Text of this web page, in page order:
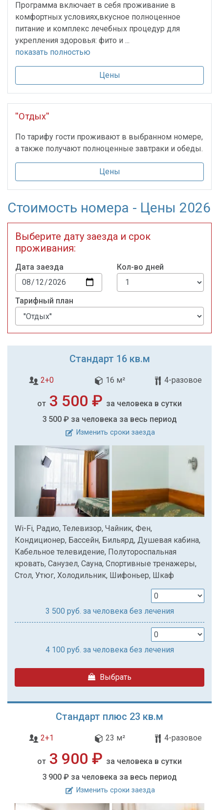
Программа включает в себя проживание в
комфортных условиях,вкусное полноценное
питание и комплекс лечебных процедур для
укрепления здоровья: фито и ...
показать полностью
Цены
''Отдых''
По тарифу гости проживают в выбранном номере,
а также получают полноценные завтраки и обеды.
Цены
Стоимость номера - Цены 2026
Выберите дату заезда и срок
проживания:
Дата заезда Кол-во дней
Тарифный план
Стандарт 16 кв.м
2+0 16 м² 4-разовое
от 3 500 ₽ за человека в сутки
3 500 ₽ за человека за весь период
Изменить сроки заезда
Wi-Fi, Радио, Телевизор, Чайник, Фен,
Кондиционер, Бассейн, Бильярд, Душевая кабина,
Кабельное телевидение, Полутороспальная
кровать, Санузел, Сауна, Спортивные тренажеры,
Стол, Утюг, Холодильник, Шифоньер, Шкаф
3 500 руб. за человека без лечения
4 100 руб. за человека без лечения
Выбрать
Стандарт плюс 23 кв.м
2+1 23 м² 4-разовое
от 3 900 ₽ за человека в сутки
3 900 ₽ за человека за весь период
Изменить сроки заезда